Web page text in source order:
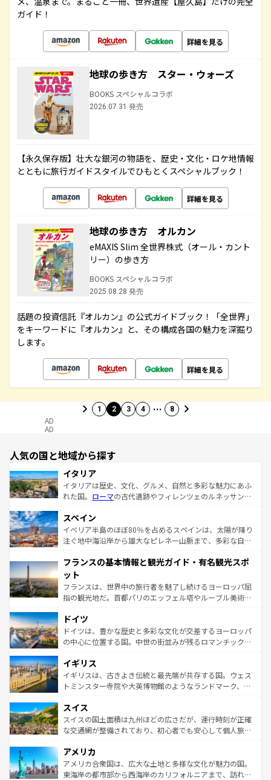
ガイド！
詳細を見る
地球の歩き方 スター・ウォーズ
BOOKS スペシャルコラボ
2026.07.31 発売
【永久保存版】壮大な銀河の物語を、歴史・文化・ロケ地情報
とともに旅行ガイドスタイルでひもとくスペシャルブック！
詳細を見る
地球の歩き方 オルカン
eMAXIS Slim 全世界株式（オール・カント
リー）の歩き方
BOOKS スペシャルコラボ
2025.08.28 発売
話題の投資信託『オルカン』の公式ガイドブック！「全世界」
をキーワードに『オルカン』と、その構成各国の魅力を深掘り
します。
詳細を見る
1 2 3 4 … 8
AD
AD
人気の国と地域から探す
イタリア
イタリアは歴史、文化、グルメ、自然と多彩な魅力にあふ
れた国。 ローマの古代遺跡やフィレンツェのルネッサンス
ろん、トスカーナの美しい田園風景やアマルフィ海岸の絶
景など、自然景観も見逃せない。観光の合間には、本場の
ピザやパスタなど、絶品のイタリア料理を堪能することも
ませてくれるイタリアで、忘れられない旅をしてみよう！
なお、新着のイタリア情報は
しい。
スペイン
イベリア半島のほぼ80％を占めるスペインは、太陽が降り
注ぐ地中海沿岸から雄大なピレネー山脈まで、多彩な自然
文化が根付くこの国では、情熱的なフラメンコ、熱気あふ
れる闘牛、そして美味しいタパスが生活の一部となってい
る。首都マドリードの洗練された雰囲気や、バルセロナの
アートに溢れた街角から、地方では古代ローマ遺跡や中世
せる。地方によって風土や気候が異なるスペインはその個
性で訪れる人を魅了する。 なお、新着のスペイン情報は コ
ンテンツ一覧を参照してほしい。
フランスの基本情報と観光ガイド・有名観光スポ
ット
フランスは、世界中の旅行者を魅了し続けるヨーロッパ屈
指の観光地だ。首都パリのエッフェル塔やルーブル美術館
で、幅広い魅力が詰まっている。華麗な宮殿、歴史的な大
聖堂、美しいビーチ、そして豊かな自然が、訪れる者を心
から魅了する。また、フランスは美食の国としても知ら
いる。シャンパンの発祥地であるランス、プロヴァンスの
香り高いラベンダー畑など、多彩な楽しみ方が可能だ。さ
らに、パリ以外の地域にも魅力が溢れており、どの街角に
れる地方に足を運ぶとそれぞれで全く異なる文化を体験で
きるだろう。 なお、新着のフランス情報はコンテンツ一覧
を参照してほしい。
ドイツ
ドイツは、豊かな歴史と多彩な文化が交差するヨーロッパ
の中心に位置する国。中世の街並みが残るロマンチック街
顔を持つこの国は、どこを歩いても飽きることがない。ベ
ルリンの文化的活気、バイエルン州のアルプスの絶景、そ
してライン川沿いのワイン畑といった風景は必見。ビール
は、お酒好きな人にはぜひ体験してほしい。 なお、新着の
ドイツ情報はコンテンツ一覧を参照してほしい。
イギリス
イギリスは、古きよき伝統と最先端が共存する国。ウェス
トミンスター寺院や大英博物館のようなランドマーク、歴
リアごとに異なる魅力がある。また、優雅なアフタヌーン
ティー、ビール好きにはたまらない英国パブ、サッカー観
戦など、本場だからこそできる体験も豊富。イギリスを旅
ンツ一覧を参照してほしい。
スイス
スイスの国土面積は九州ほどの広さだが、運行時刻が正確
な交通網が整備されており、初心者でも安心して個人旅行
の建物がそのまま残る町や、スイスならではのユニークな
博物館もあり、アルプス観光だけでなく町歩きも満喫する
ことができる。国民の所得が高いため物価も高いが、旅行
アメリカ
アメリカ合衆国は、広大な土地と多様な文化が魅力の国。
東海岸の都市部から西海岸のカリフォルニアまで、訪れる